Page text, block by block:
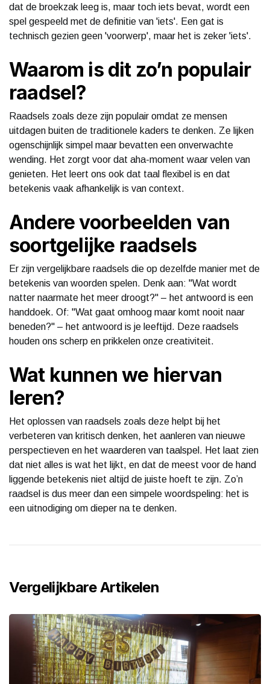
dat de broekzak leeg is, maar toch iets bevat, wordt een
spel gespeeld met de definitie van 'iets'. Een gat is
technisch gezien geen 'voorwerp', maar het is zeker 'iets'.
Waarom is dit zo’n populair
raadsel?
Raadsels zoals deze zijn populair omdat ze mensen
uitdagen buiten de traditionele kaders te denken. Ze lijken
ogenschijnlijk simpel maar bevatten een onverwachte
wending. Het zorgt voor dat aha-moment waar velen van
genieten. Het leert ons ook dat taal flexibel is en dat
betekenis vaak afhankelijk is van context.
Andere voorbeelden van
soortgelijke raadsels
Er zijn vergelijkbare raadsels die op dezelfde manier met de
betekenis van woorden spelen. Denk aan: "Wat wordt
natter naarmate het meer droogt?" – het antwoord is een
handdoek. Of: "Wat gaat omhoog maar komt nooit naar
beneden?" – het antwoord is je leeftijd. Deze raadsels
houden ons scherp en prikkelen onze creativiteit.
Wat kunnen we hiervan
leren?
Het oplossen van raadsels zoals deze helpt bij het
verbeteren van kritisch denken, het aanleren van nieuwe
perspectieven en het waarderen van taalspel. Het laat zien
dat niet alles is wat het lijkt, en dat de meest voor de hand
liggende betekenis niet altijd de juiste hoeft te zijn. Zo’n
raadsel is dus meer dan een simpele woordspeling: het is
een uitnodiging om dieper na te denken.
Vergelijkbare Artikelen